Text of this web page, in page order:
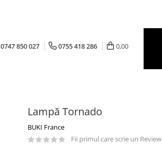
0747 850 027 0755 418 286 0,00
Lampă Tornado
BUKI France
Fii primul care scrie un Review